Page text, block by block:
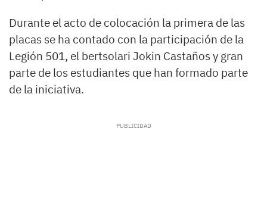
Durante el acto de colocación la primera de las
placas se ha contado con la participación de la
Legión 501, el bertsolari Jokin Castaños y gran
parte de los estudiantes que han formado parte
de la iniciativa.